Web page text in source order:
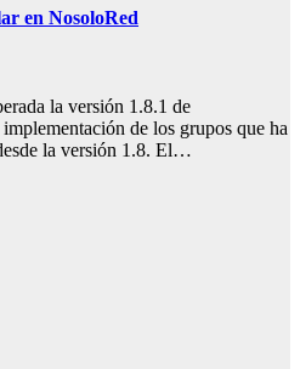
en NosoloRed
la versión 1.8.1 de
de los grupos que ha
la versión 1.8. El…